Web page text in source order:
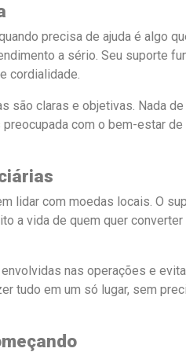
precisa de ajuda é algo
a sério. Seu suporte
cordialidade.
são claras e objetivas. Nada
com o bem-estar
lidar com moedas locais. O
a vida de quem quer
nas operações e
tudo em um só lugar, sem